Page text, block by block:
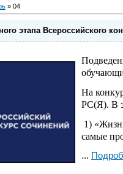
» 04
этапа Всероссийского
На
РС(Я). В
1)
самые
...